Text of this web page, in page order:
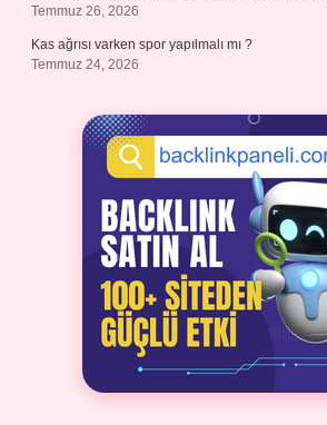
Temmuz 26, 2026
Kas ağrısı varken spor yapılmalı mı ?
Temmuz 24, 2026